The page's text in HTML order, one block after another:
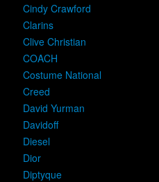
Cindy Crawford
Clarins
Clive Christian
COACH
Costume National
Creed
David Yurman
Davidoff
Diesel
Dior
Diptyque